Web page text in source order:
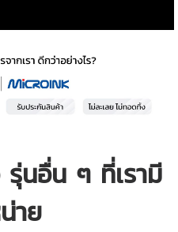
รุ่นอื่น ๆ ที่เรามี
าย